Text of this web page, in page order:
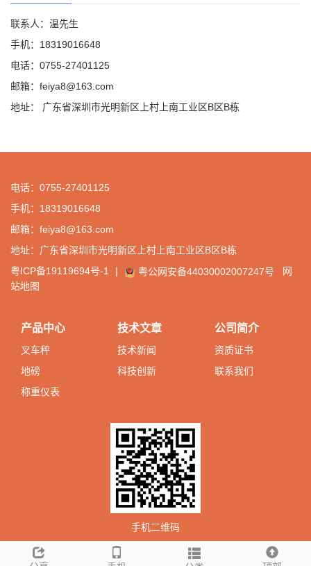
联系人：温先生
手机：18319016648
电话：0755-27401125
邮箱：feiya8@163.com
地址： 广东省深圳市光明新区上村上南工业区B区B栋
电话：0755-27401125
手机：18319016648
邮箱：feiya8@163.com
地址：广东省深圳市光明新区上村上南工业区B区B栋
粤ICP备19119694号-1
| 粤公网安备44030002007247号
网
站地图
产品中心
叉车秤
地磅
称重仪表
技术文章
技术新闻
科技创新
公司简介
资质证书
联系我们
手机二维码